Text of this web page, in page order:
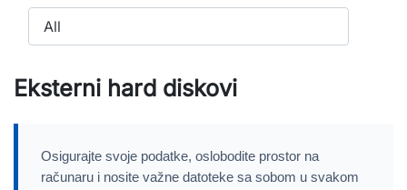
Eksterni hard diskovi
Osigurajte svoje podatke, oslobodite prostor na
računaru i nosite važne datoteke sa sobom u svakom